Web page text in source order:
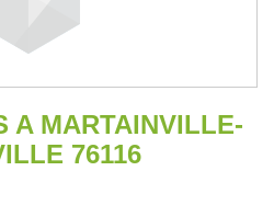
A MARTAINVILLE-
76116